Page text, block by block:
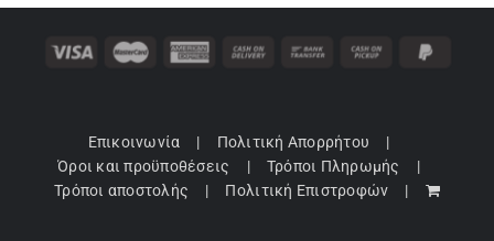
Επικοινωνία
Πολιτική Απορρήτου
Όροι και προϋποθέσεις
Τρόποι Πληρωμής
Τρόποι αποστολής
Πολιτική Επιστροφών